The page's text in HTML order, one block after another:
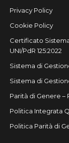
Privacy Policy
Cookie Policy
Certificato
UNI/PdR 125:2022
Sistema di
Sistema di
Parità di Genere –
Politica Integrata
Politica Parità di